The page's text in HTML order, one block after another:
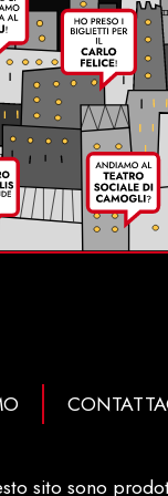
sito sono